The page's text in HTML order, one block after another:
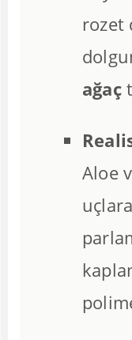
rozet
ağaç
Aloe